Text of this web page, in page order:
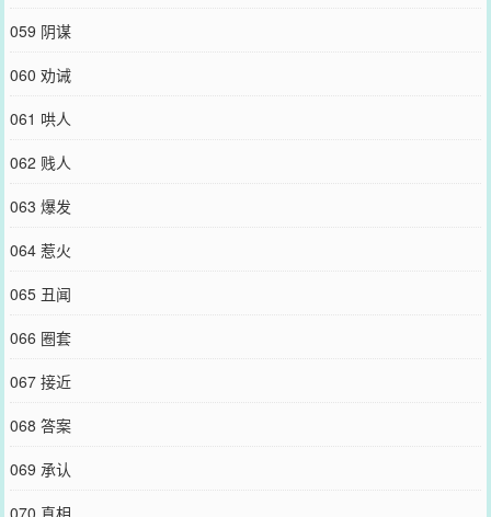
059 阴谋
060 劝诫
061 哄人
062 贱人
063 爆发
064 惹火
065 丑闻
066 圈套
067 接近
068 答案
069 承认